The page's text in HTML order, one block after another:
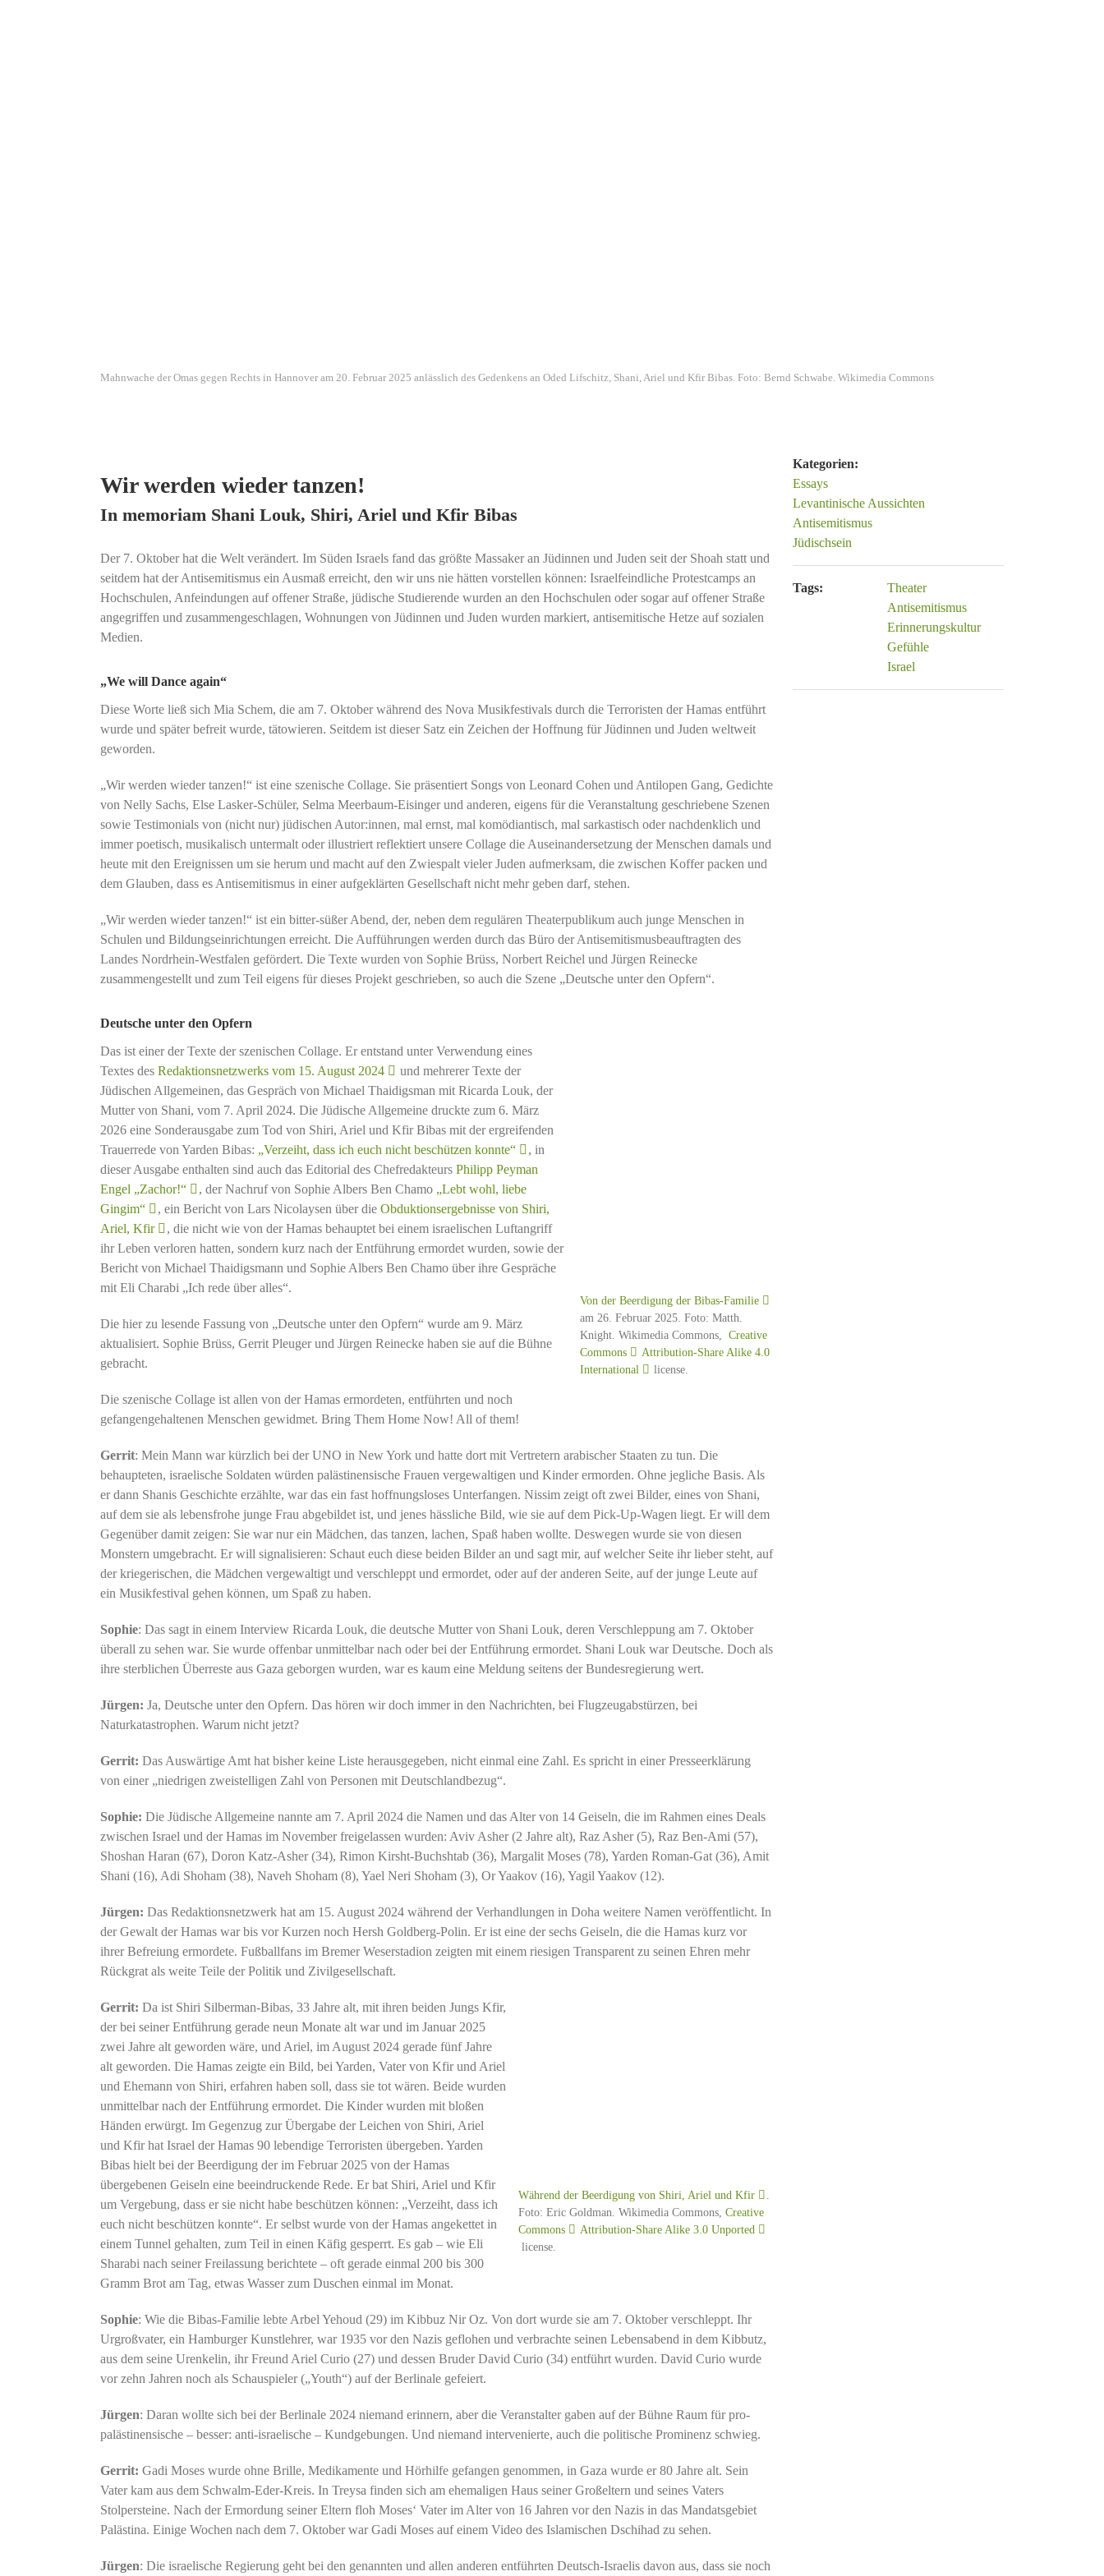
Mahnwache der Omas gegen Rechts in Hannover am 20. Februar 2025 anlässlich des Gedenkens an Oded Lifschitz, Shani, Ariel und Kfir Bibas. Foto: Bernd Schwabe. Wikimedia Commons
Wir werden wieder tanzen!
In memoriam Shani Louk, Shiri, Ariel und Kfir Bibas
Der 7. Oktober hat die Welt verändert. Im Süden Israels fand das größte Massaker an Jüdinnen und Juden seit der Shoah statt und
seitdem hat der Antisemitismus ein Ausmaß erreicht, den wir uns nie hätten vorstellen können: Israelfeindliche Protestcamps an
Hochschulen, Anfeindungen auf offener Straße, jüdische Studierende wurden an den Hochschulen oder sogar auf offener Straße
angegriffen und zusammengeschlagen, Wohnungen von Jüdinnen und Juden wurden markiert, antisemitische Hetze auf sozialen
Medien.
„We will Dance again“
Diese Worte ließ sich Mia Schem, die am 7. Oktober während des Nova Musikfestivals durch die Terroristen der Hamas entführt
wurde und später befreit wurde, tätowieren. Seitdem ist dieser Satz ein Zeichen der Hoffnung für Jüdinnen und Juden weltweit
geworden.
„Wir werden wieder tanzen!“ ist eine szenische Collage. Sie präsentiert Songs von Leonard Cohen und Antilopen Gang, Gedichte
von Nelly Sachs, Else Lasker-Schüler, Selma Meerbaum-Eisinger und anderen, eigens für die Veranstaltung geschriebene Szenen
sowie Testimonials von (nicht nur) jüdischen Autor:innen, mal ernst, mal komödiantisch, mal sarkastisch oder nachdenklich und
immer poetisch, musikalisch untermalt oder illustriert reflektiert unsere Collage die Auseinandersetzung der Menschen damals und
heute mit den Ereignissen um sie herum und macht auf den Zwiespalt vieler Juden aufmerksam, die zwischen Koffer packen und
dem Glauben, dass es Antisemitismus in einer aufgeklärten Gesellschaft nicht mehr geben darf, stehen.
„Wir werden wieder tanzen!“ ist ein bitter-süßer Abend, der, neben dem regulären Theaterpublikum auch junge Menschen in
Schulen und Bildungseinrichtungen erreicht. Die Aufführungen werden durch das Büro der Antisemitismusbeauftragten des
Landes Nordrhein-Westfalen gefördert. Die Texte wurden von Sophie Brüss, Norbert Reichel und Jürgen Reinecke
zusammengestellt und zum Teil eigens für dieses Projekt geschrieben, so auch die Szene „Deutsche unter den Opfern“.
Deutsche unter den Opfern
Von der Beerdigung der Bibas-Familie
am 26. Februar 2025. Foto: Matth.
Knight. Wikimedia Commons,Creative
Commons
Attribution-Share Alike 4.0
International
license.
Das ist einer der Texte der szenischen Collage. Er entstand unter Verwendung eines
Textes des Redaktionsnetzwerks vom 15. August 2024
und mehrerer Texte der
Jüdischen Allgemeinen, das Gespräch von Michael Thaidigsman mit Ricarda Louk, der
Mutter von Shani, vom 7. April 2024. Die Jüdische Allgemeine druckte zum 6. März
2026 eine Sonderausgabe zum Tod von Shiri, Ariel und Kfir Bibas mit der ergreifenden
Trauerrede von Yarden Bibas: „Verzeiht, dass ich euch nicht beschützen konnte“
, in
dieser Ausgabe enthalten sind auch das Editorial des Chefredakteurs Philipp Peyman
Engel „Zachor!“
, der Nachruf von Sophie Albers Ben Chamo „Lebt wohl, liebe
Gingim“
, ein Bericht von Lars Nicolaysen über die Obduktionsergebnisse von Shiri,
Ariel, Kfir
, die nicht wie von der Hamas behauptet bei einem israelischen Luftangriff
ihr Leben verloren hatten, sondern kurz nach der Entführung ermordet wurden, sowie der
Bericht von Michael Thaidigsmann und Sophie Albers Ben Chamo über ihre Gespräche
mit Eli Charabi „Ich rede über alles“.
Die hier zu lesende Fassung von „Deutsche unter den Opfern“ wurde am 9. März
aktualisiert. Sophie Brüss, Gerrit Pleuger und Jürgen Reinecke haben sie auf die Bühne
gebracht.
Die szenische Collage ist allen von der Hamas ermordeten, entführten und noch
gefangengehaltenen Menschen gewidmet. Bring Them Home Now! All of them!
Gerrit: Mein Mann war kürzlich bei der UNO in New York und hatte dort mit Vertretern arabischer Staaten zu tun. Die
behaupteten, israelische Soldaten würden palästinensische Frauen vergewaltigen und Kinder ermorden. Ohne jegliche Basis. Als
er dann Shanis Geschichte erzählte, war das ein fast hoffnungsloses Unterfangen. Nissim zeigt oft zwei Bilder, eines von Shani,
auf dem sie als lebensfrohe junge Frau abgebildet ist, und jenes hässliche Bild, wie sie auf dem Pick-Up-Wagen liegt. Er will dem
Gegenüber damit zeigen: Sie war nur ein Mädchen, das tanzen, lachen, Spaß haben wollte. Deswegen wurde sie von diesen
Monstern umgebracht. Er will signalisieren: Schaut euch diese beiden Bilder an und sagt mir, auf welcher Seite ihr lieber steht, auf
der kriegerischen, die Mädchen vergewaltigt und verschleppt und ermordet, oder auf der anderen Seite, auf der junge Leute auf
ein Musikfestival gehen können, um Spaß zu haben.
Sophie: Das sagt in einem Interview Ricarda Louk, die deutsche Mutter von Shani Louk, deren Verschleppung am 7. Oktober
überall zu sehen war. Sie wurde offenbar unmittelbar nach oder bei der Entführung ermordet. Shani Louk war Deutsche. Doch als
ihre sterblichen Überreste aus Gaza geborgen wurden, war es kaum eine Meldung seitens der Bundesregierung wert.
Jürgen: Ja, Deutsche unter den Opfern. Das hören wir doch immer in den Nachrichten, bei Flugzeugabstürzen, bei
Naturkatastrophen. Warum nicht jetzt?
Gerrit: Das Auswärtige Amt hat bisher keine Liste herausgegeben, nicht einmal eine Zahl. Es spricht in einer Presseerklärung
von einer „niedrigen zweistelligen Zahl von Personen mit Deutschlandbezug“.
Sophie: Die Jüdische Allgemeine nannte am 7. April 2024 die Namen und das Alter von 14 Geiseln, die im Rahmen eines Deals
zwischen Israel und der Hamas im November freigelassen wurden: Aviv Asher (2 Jahre alt), Raz Asher (5), Raz Ben-Ami (57),
Shoshan Haran (67), Doron Katz-Asher (34), Rimon Kirsht-Buchshtab (36), Margalit Moses (78), Yarden Roman-Gat (36), Amit
Shani (16), Adi Shoham (38), Naveh Shoham (8), Yael Neri Shoham (3), Or Yaakov (16), Yagil Yaakov (12).
Jürgen: Das Redaktionsnetzwerk hat am 15. August 2024 während der Verhandlungen in Doha weitere Namen veröffentlicht. In
der Gewalt der Hamas war bis vor Kurzen noch Hersh Goldberg-Polin. Er ist eine der sechs Geiseln, die die Hamas kurz vor
ihrer Befreiung ermordete. Fußballfans im Bremer Weserstadion zeigten mit einem riesigen Transparent zu seinen Ehren mehr
Rückgrat als weite Teile der Politik und Zivilgesellschaft.
Während der Beerdigung von Shiri, Ariel und Kfir
Foto: Eric Goldman. Wikimedia Commons,Creative
Commons
Attribution-Share Alike 3.0 Unported
license.
Gerrit: Da ist Shiri Silberman-Bibas, 33 Jahre alt, mit ihren beiden Jungs Kfir,
der bei seiner Entführung gerade neun Monate alt war und im Januar 2025
zwei Jahre alt geworden wäre, und Ariel, im August 2024 gerade fünf Jahre
alt geworden. Die Hamas zeigte ein Bild, bei Yarden, Vater von Kfir und Ariel
und Ehemann von Shiri, erfahren haben soll, dass sie tot wären. Beide wurden
unmittelbar nach der Entführung ermordet. Die Kinder wurden mit bloßen
Händen erwürgt. Im Gegenzug zur Übergabe der Leichen von Shiri, Ariel
und Kfir hat Israel der Hamas 90 lebendige Terroristen übergeben. Yarden
Bibas hielt bei der Beerdigung der im Februar 2025 von der Hamas
übergebenen Geiseln eine beeindruckende Rede. Er bat Shiri, Ariel und Kfir
um Vergebung, dass er sie nicht habe beschützen können: „Verzeiht, dass ich
euch nicht beschützen konnte“. Er selbst wurde von der Hamas angekettet in
einem Tunnel gehalten, zum Teil in einen Käfig gesperrt. Es gab – wie Eli
Sharabi nach seiner Freilassung berichtete – oft gerade einmal 200 bis 300
Gramm Brot am Tag, etwas Wasser zum Duschen einmal im Monat.
Sophie: Wie die Bibas-Familie lebte Arbel Yehoud (29) im Kibbuz Nir Oz. Von dort wurde sie am 7. Oktober verschleppt. Ihr
Urgroßvater, ein Hamburger Kunstlehrer, war 1935 vor den Nazis geflohen und verbrachte seinen Lebensabend in dem Kibbutz,
aus dem seine Urenkelin, ihr Freund Ariel Curio (27) und dessen Bruder David Curio (34) entführt wurden. David Curio wurde
vor zehn Jahren noch als Schauspieler („Youth“) auf der Berlinale gefeiert.
Jürgen: Daran wollte sich bei der Berlinale 2024 niemand erinnern, aber die Veranstalter gaben auf der Bühne Raum für pro-
palästinensische – besser: anti-israelische – Kundgebungen. Und niemand intervenierte, auch die politische Prominenz schwieg.
Gerrit: Gadi Moses wurde ohne Brille, Medikamente und Hörhilfe gefangen genommen, in Gaza wurde er 80 Jahre alt. Sein
Vater kam aus dem Schwalm-Eder-Kreis. In Treysa finden sich am ehemaligen Haus seiner Großeltern und seines Vaters
Stolpersteine. Nach der Ermordung seiner Eltern floh Moses‘ Vater im Alter von 16 Jahren vor den Nazis in das Mandatsgebiet
Palästina. Einige Wochen nach dem 7. Oktober war Gadi Moses auf einem Video des Islamischen Dschihad zu sehen.
Jürgen: Die israelische Regierung geht bei den genannten und allen anderen entführten Deutsch-Israelis davon aus, dass sie noch
Kategorien:
Essays
Levantinische Aussichten
Antisemitismus
Jüdischsein
Tags:
Theater
Antisemitismus
Erinnerungskultur
Gefühle
Israel